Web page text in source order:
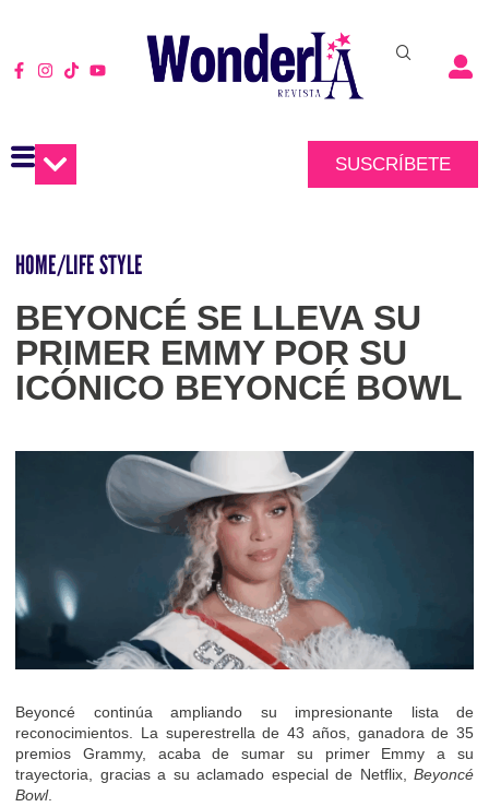
SUSCRÍBETE
HOME/LIFE STYLE
BEYONCÉ SE LLEVA SU
PRIMER EMMY POR SU
ICÓNICO BEYONCÉ BOWL
Beyoncé continúa ampliando su impresionante lista de
reconocimientos. La superestrella de 43 años, ganadora de 35
premios Grammy, acaba de sumar su primer Emmy a su
trayectoria, gracias a su aclamado especial de Netflix, Beyoncé
Bowl.